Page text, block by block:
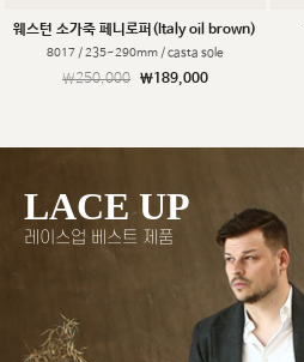
웨스턴 소가죽 페니로퍼(Italy oil brown)
8017 / 235~290mm / casta sole
￦250,000 ￦189,000
LACE UP
레이스업 베스트 제품